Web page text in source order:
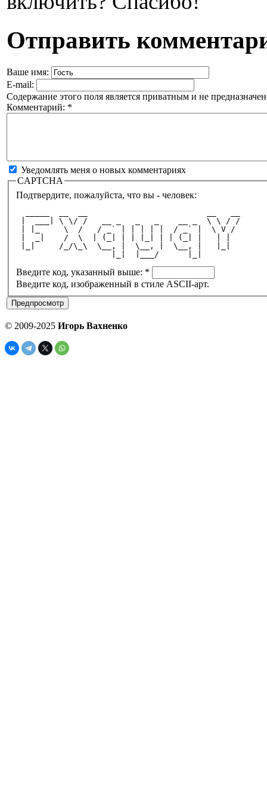
Отправить
Ваше имя:
E-mail:
Содержание этого поля является приватным и не
Комментарий: *
Уведомлять меня о новых комментариях
CAPTCHA
Подтвердите, пожалуйста, что вы - человек:
|  ___| \ \/ /   __ _   _   _    __ _  \ \ / /
| |_     \  /   / _` | | | | |  / _` |  \ V /
|  _|    /  \  | (_| | | |_| | | (_| |   | |
|_|     /_/\_\  \__, |  \__, |  \__, |   |_|
                    |_|  |___/      |_|
Введите код, указанный выше: *
Введите код, изображенный в стиле ASCII-арт.
© 2009-2025 Игорь Вахненко